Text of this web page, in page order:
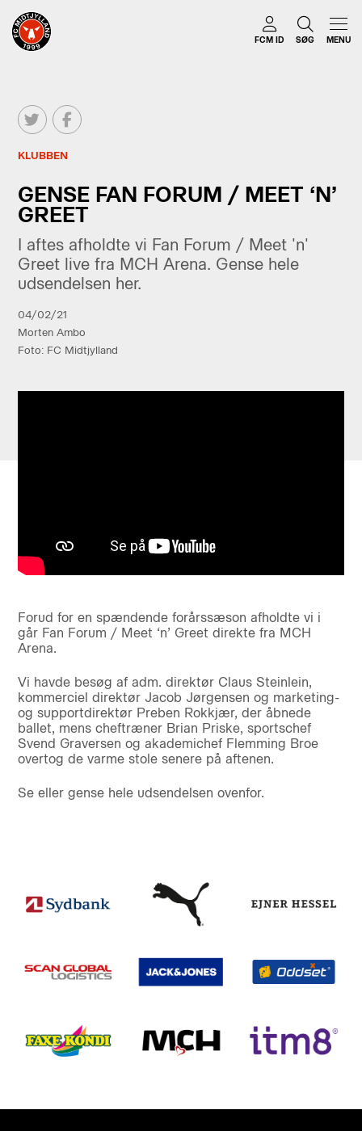
FCM ID SØG MENU
KLUBBEN
GENSE FAN FORUM / MEET ‘N’
GREET
I aftes afholdte vi Fan Forum / Meet 'n'
Greet live fra MCH Arena. Gense hele
udsendelsen her.
04/02/21
Morten Ambo
Foto: FC Midtjylland
Forud for en spændende forårssæson afholdte vi i
går Fan Forum / Meet ‘n’ Greet direkte fra MCH
Arena.
Vi havde besøg af adm. direktør Claus Steinlein,
kommerciel direktør Jacob Jørgensen og marketing-
og supportdirektør Preben Rokkjær, der åbnede
ballet, mens cheftræner Brian Priske, sportschef
Svend Graversen og akademichef Flemming Broe
overtog de varme stole senere på aftenen.
Se eller gense hele udsendelsen ovenfor.